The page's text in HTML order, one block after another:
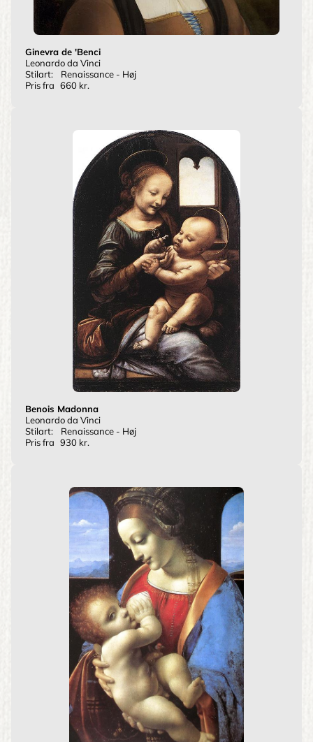
Ginevra de 'Benci
Leonardo da Vinci
Stilart:
Renaissance - Høj
Pris fra 660 kr.
Benois Madonna
Leonardo da Vinci
Stilart:
Renaissance - Høj
Pris fra 930 kr.